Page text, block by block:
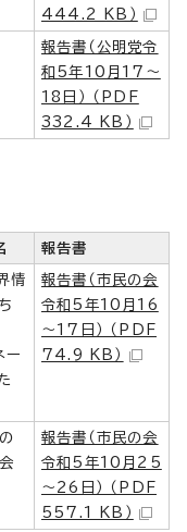
444.2 KB）
報告書（公明党令
和5年10月17～
18日） （PDF
332.4 KB）
報告書
情
ー
報告書（市民の会
令和5年10月16
～17日） （PDF
74.9 KB）
報告書（市民の会
令和5年10月25
～26日） （PDF
557.1 KB）